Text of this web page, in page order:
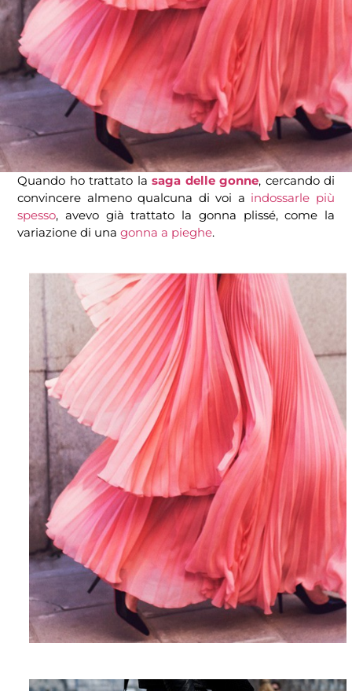
Quando ho trattato la saga delle gonne, cercando di
convincere almeno qualcuna di voi a indossarle più
spesso, avevo già trattato la gonna plissé, come la
variazione di una gonna a pieghe.